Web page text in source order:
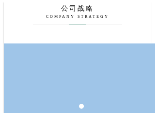
COMPANY STRATEGY
公司战略